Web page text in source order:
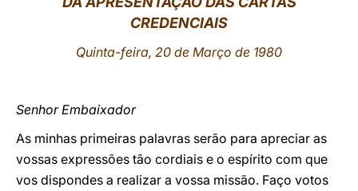
CREDENCIAIS
Quinta-feira, 20 de Março de 1980
Senhor Embaixador
As minhas primeiras palavras serão para apreciar as
vossas expressões tão cordiais e o espírito com que
vos dispondes a realizar a vossa missão. Faço votos